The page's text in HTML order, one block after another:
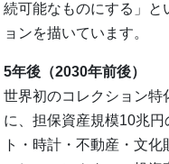
続可能なものにする」と
ョンを描いています。
5年後（2030年前後）
世界初のコレクション特
に、担保資産規模10兆
ト・時計・不動産・文